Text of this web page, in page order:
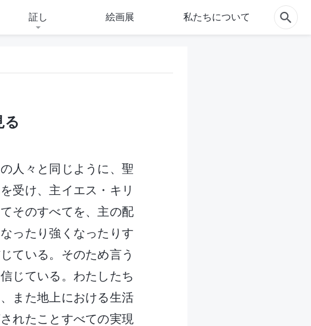
証し 絵画展 私たちについて
る
人々と同じように、聖
受け、主イエス・キリ
そのすべてを、主の配
ったり強くなったりす
ている。そのため言う
じている。わたしたち
また地上における生活
れたことすべての実現